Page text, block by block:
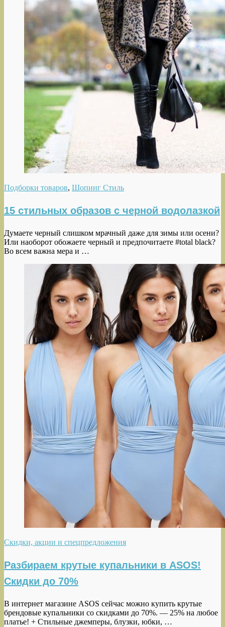
Подборки товаров, Шопинг Стиль
15 стильных образов с черной водолазкой
Думаете черный слишком мрачный даже для зимы или осени?
Или наоборот обожаете черный и предпочитаете #total black?
Во всем важна мера и …
Скидки, акции и спецпредложения
Разбираем крутые купальники в ASOS!
Скидки до 70%
В интернет магазине ASOS сейчас можно купить крутые
брендовые купальники со скидками до 70%. — 25% на любое
платье! + Стильные джемперы, блузки, юбки, …